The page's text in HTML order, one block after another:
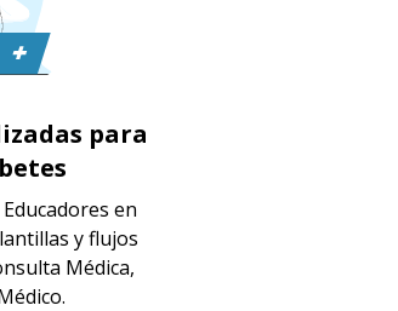
para
en
y flujos
Médica,